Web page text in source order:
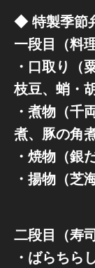
◆ 特製季節
一段目（料
・口取り（
枝豆、蛸・
・煮物（千
煮、豚の角
・焼物（銀
・揚物（芝
二段目（寿
・ばらちら